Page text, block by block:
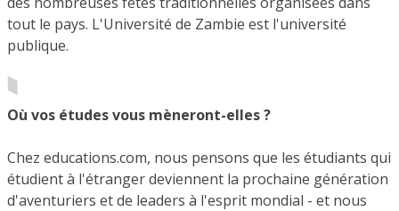
tout le pays. L'Université de Zambie est l'université
publique.
Où vos études vous mèneront-elles ?
Chez educations.com, nous pensons que les étudiants qui
étudient à l'étranger deviennent la prochaine génération
d'aventuriers et de leaders à l'esprit mondial - et nous